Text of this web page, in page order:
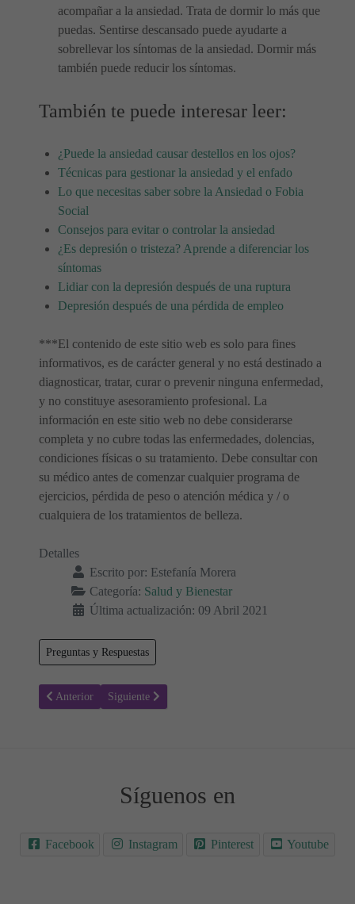
acompañar a la ansiedad. Trata de dormir lo más que
puedas. Sentirse descansado puede ayudarte a
sobrellevar los síntomas de la ansiedad. Dormir más
también puede reducir los síntomas.
También te puede interesar leer:
¿Puede la ansiedad causar destellos en los ojos?
Técnicas para gestionar la ansiedad y el enfado
Lo que necesitas saber sobre la Ansiedad o Fobia
Social
Consejos para evitar o controlar la ansiedad
¿Es depresión o tristeza? Aprende a diferenciar los
síntomas
Lidiar con la depresión después de una ruptura
Depresión después de una pérdida de empleo
***El contenido de este sitio web es solo para fines
informativos, es de carácter general y no está destinado a
diagnosticar, tratar, curar o prevenir ninguna enfermedad,
y no constituye asesoramiento profesional. La
información en este sitio web no debe considerarse
completa y no cubre todas las enfermedades, dolencias,
condiciones físicas o su tratamiento. Debe consultar con
su médico antes de comenzar cualquier programa de
ejercicios, pérdida de peso o atención médica y / o
cualquiera de los tratamientos de belleza.
Detalles
Escrito por: Estefanía Morera
Categoría: Salud y Bienestar
Última actualización: 09 Abril 2021
Preguntas y Respuestas
Artículo anterior: ¿Los diferentes tipos de insomnio y cómo nos
Anterior Artículo siguiente: Infección vaginal por hongos –
Siguiente
Síguenos en
Facebook Instagram Pinterest Youtube